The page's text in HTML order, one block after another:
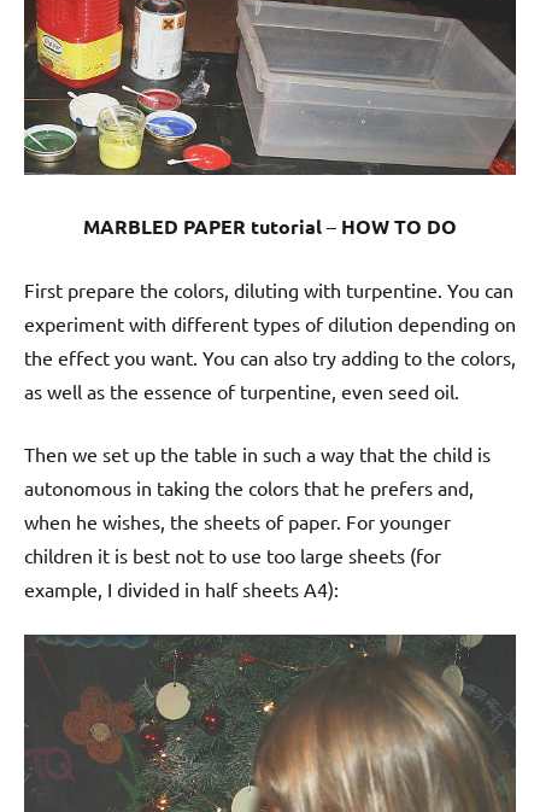
MARBLED PAPER tutorial – HOW TO DO
First prepare the colors, diluting with turpentine. You can
experiment with different types of dilution depending on
the effect you want. You can also try adding to the colors,
as well as the essence of turpentine, even seed oil.
Then we set up the table in such a way that the child is
autonomous in taking the colors that he prefers and,
when he wishes, the sheets of paper. For younger
children it is best not to use too large sheets (for
example, I divided in half sheets A4):